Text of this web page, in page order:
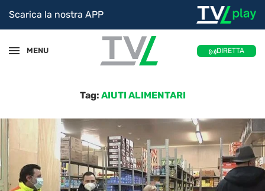
Scarica la nostra APP
MENU DIRETTA
Tag: AIUTI ALIMENTARI